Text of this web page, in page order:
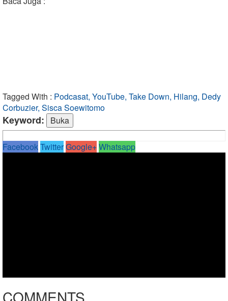
Tagged With : Podcasat, YouTube, Take Down, Hilang, Dedy
Corbuzier, Sisca Soewitomo
Keyword:
FacebookTwitterGoogle+Whatsapp
COMMENTS